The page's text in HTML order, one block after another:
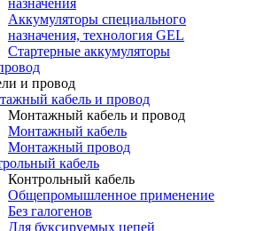
назначения
Аккумуляторы специального
назначения, технология GEL
Стартерные аккумуляторы
и провод
кабель и провод
Монтажный кабель и провод
Монтажный кабель
Монтажный провод
кабель
Контрольный кабель
Общепромышленное применение
Без галогенов
Для буксируемых цепей